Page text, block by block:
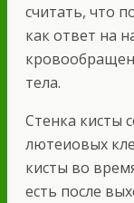
считать, что
как ответ на
тела.
Стенка кисты
лютеиовых
кисты во
есть после